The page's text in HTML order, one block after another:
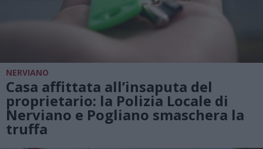
NERVIANO
Casa affittata all’insaputa del
proprietario: la Polizia Locale di
Nerviano e Pogliano smaschera la
truffa